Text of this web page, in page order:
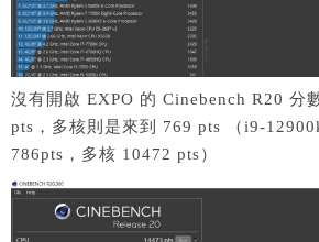
沒有開啟 EXPO 的 Cinebench R20 分
pts，多核則是來到 769 pts （i9-
786pts，多核 10472 pts）